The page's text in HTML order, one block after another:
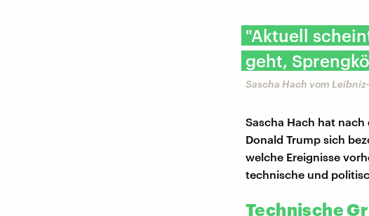
"Aktuell
geht,
Sascha Hach vom
Sascha Hach hat
Donald Trump sich
welche Ereignisse
technische und
Technische